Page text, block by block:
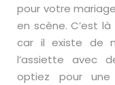
pour votre
en scène. C’est
car il existe de
l’assiette avec
optiez pour une